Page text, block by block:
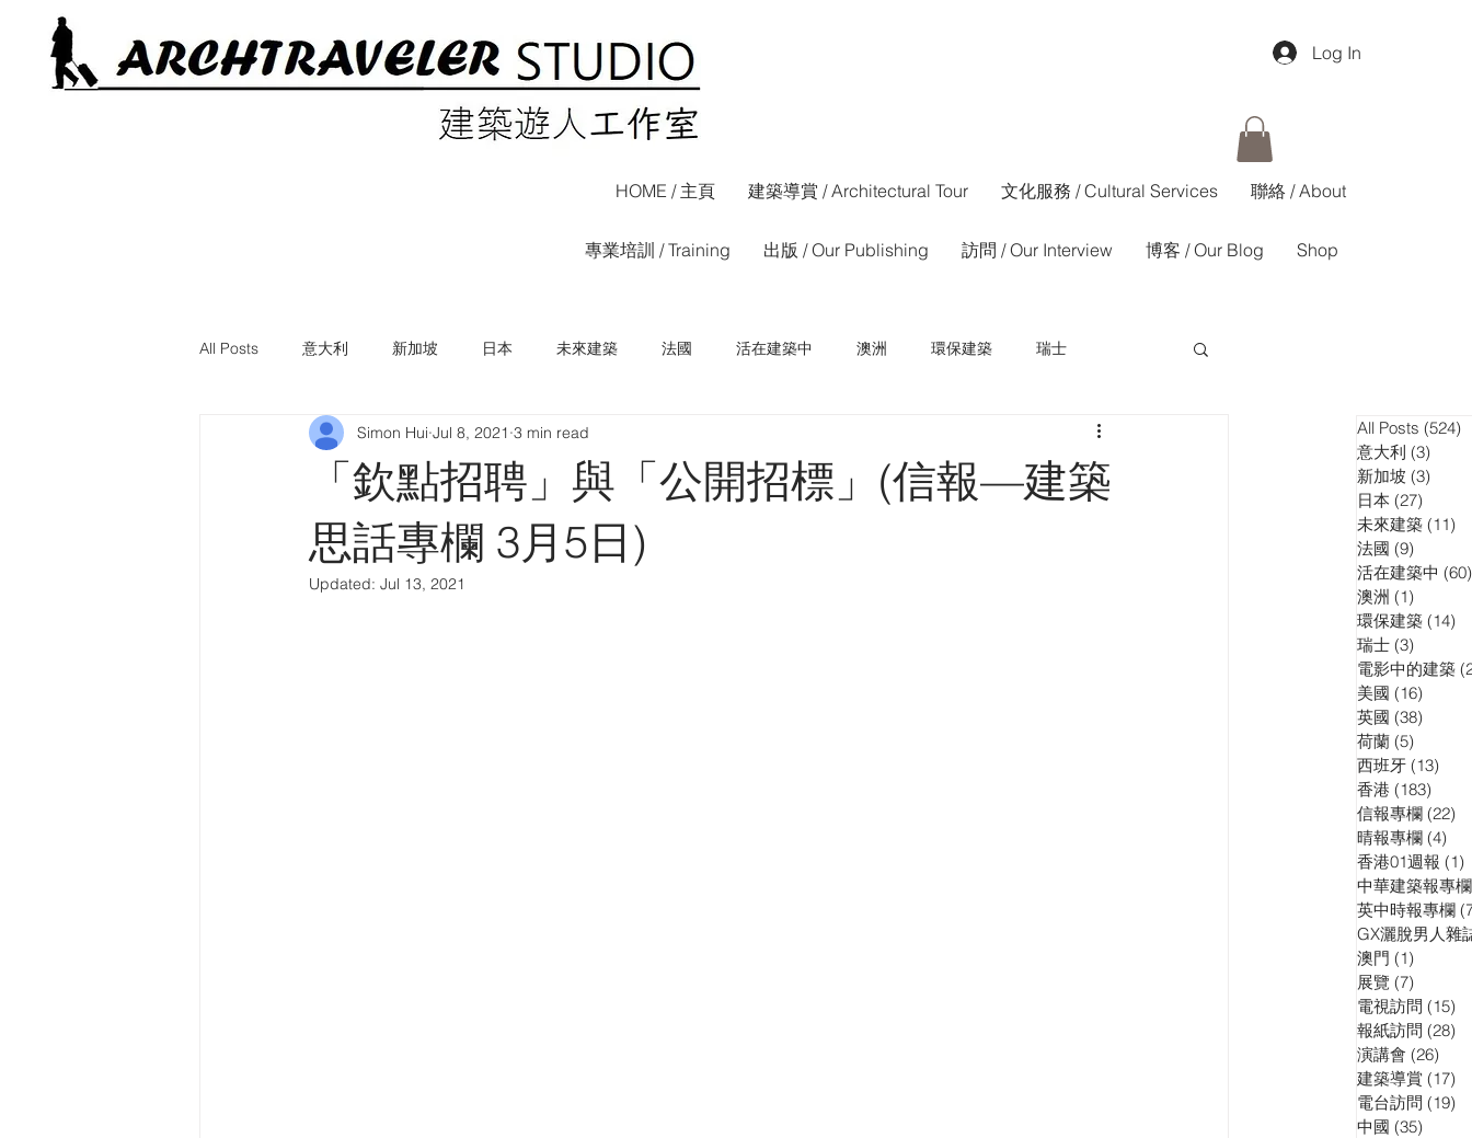
Log In
HOME / 主頁 建築導賞 / Architectural Tour 文化服務 / Cultural Services 聯絡 / About
專業培訓 / Training 出版 / Our Publishing 訪問 / Our Interview 博客 / Our Blog Shop
All Posts 意大利 新加坡 日本 未來建築 法國 活在建築中 澳洲 環保建築 瑞士
電影中的建築 美國 英國 荷蘭
中華建築報專欄 英中時報專欄 GX灑脫男人雜誌
「欽點招聘」與「公開招標」(信報—建築
思話專欄 3月5日)
Simon Hui Jul 8, 2021 3 min read
Updated: Jul 13, 2021
All Posts (524)
意大利 (3)
新加坡 (3)
日本 (27)
未來建築 (11)
法國 (9)
活在建築中 (60)
澳洲 (1)
環保建築 (14)
瑞士 (3)
電影中的建築
美國 (16)
英國 (38)
荷蘭 (5)
西班牙 (13)
香港 (183)
信報專欄 (22)
晴報專欄 (4)
香港01週報 (1)
中華建築報專欄
英中時報專欄
GX灑脫男人雜
澳門 (1)
展覽 (7)
電視訪問 (15)
報紙訪問 (28)
演講會 (26)
建築導賞 (17)
電台訪問 (19)
中國 (35)